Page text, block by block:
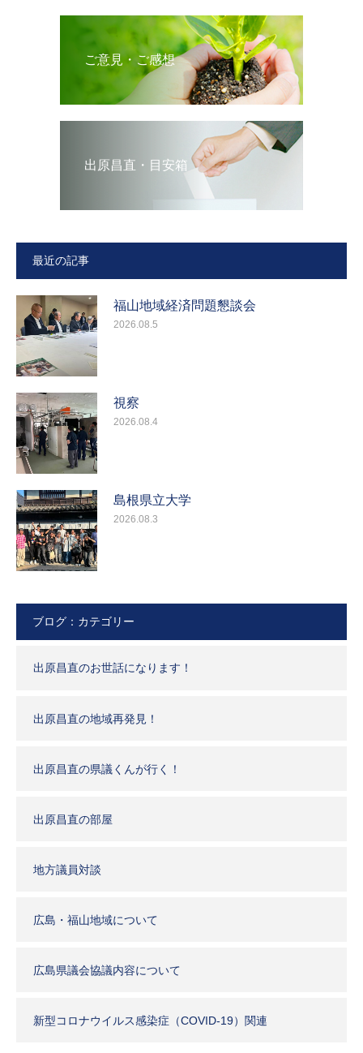
ご意見・ご感想
出原昌直・目安箱
最近の記事
福山地域経済問題懇談会
2026.08.5
視察
2026.08.4
島根県立大学
2026.08.3
ブログ：カテゴリー
出原昌直のお世話になります！
出原昌直の地域再発見！
出原昌直の県議くんが行く！
出原昌直の部屋
地方議員対談
広島・福山地域について
広島県議会協議内容について
新型コロナウイルス感染症（COVID-19）関連